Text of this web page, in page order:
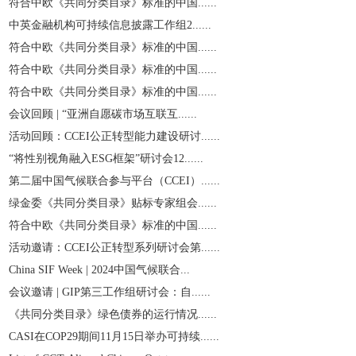
符合中欧《共同分类目录》标准的中国......
中英金融机构可持续信息披露工作组2......
符合中欧《共同分类目录》标准的中国......
符合中欧《共同分类目录》标准的中国......
符合中欧《共同分类目录》标准的中国......
会议回顾 | “亚洲自愿碳市场互联互......
活动回顾：CCEI公正转型能力建设研讨......
“将性别视角融入ESG框架”研讨会12......
第二届中国气候联合参与平台（CCEI）......
绿金委《共同分类目录》贴标专家组会......
符合中欧《共同分类目录》标准的中国......
活动邀请：CCEI公正转型系列研讨会第......
China SIF Week | 2024中国气候联合...
会议邀请 | GIP第三工作组研讨会：自......
《共同分类目录》绿色债券的运行情况......
CASI在COP29期间11月15日举办可持续......